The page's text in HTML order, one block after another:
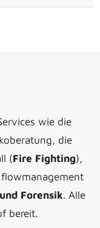
wie die
die
(Fire Fighting),
Forensik. Alle
bereit.